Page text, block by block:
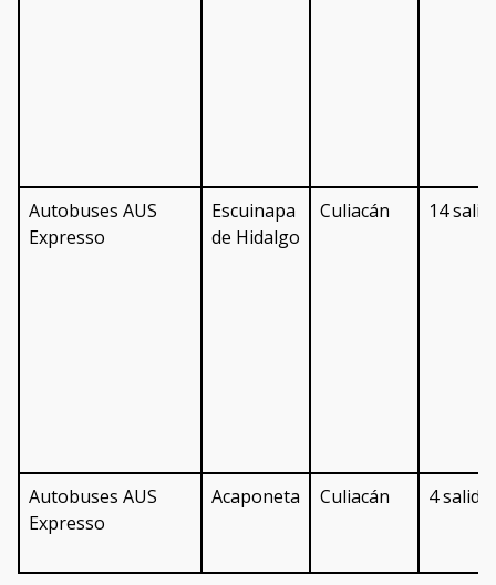
Autobuses AUS
Expresso
Escuinapa
de Hidalgo
Culiacán 14
Autobuses AUS
Expresso
Acaponeta Culiacán 4